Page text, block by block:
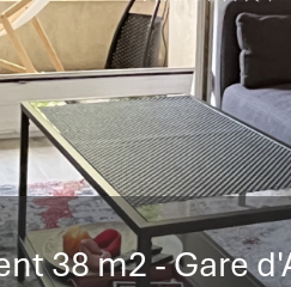
38 m2 - Gare